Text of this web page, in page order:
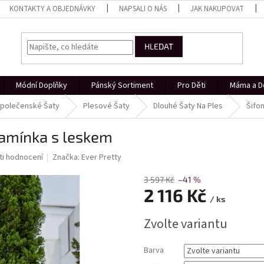
KONTAKTY A OBJEDNÁVKY NAPSALI O NÁS JAK NAKUPOVAT
HLEDAT
Módní Doplňky Pánský Sortiment Pro Děti Máma a
Šaty Plesové Šaty Dlouhé Šaty Na Ples
s leskem
hodnocení Značka:Ever Pretty
3 597 Kč –41 %
2 116 Kč / ks
cena:
Zvolte variantu
Barva